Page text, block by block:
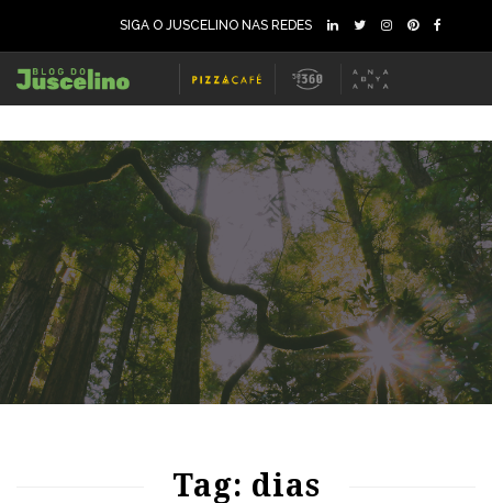
SIGA O JUSCELINO NAS REDES
Tag: dias